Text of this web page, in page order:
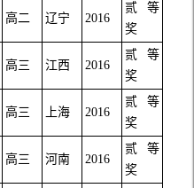
高二 辽宁 2016
贰等
奖
高三 江西 2016
贰等
奖
高三 上海 2016
贰等
奖
高三 河南 2016
贰等
奖